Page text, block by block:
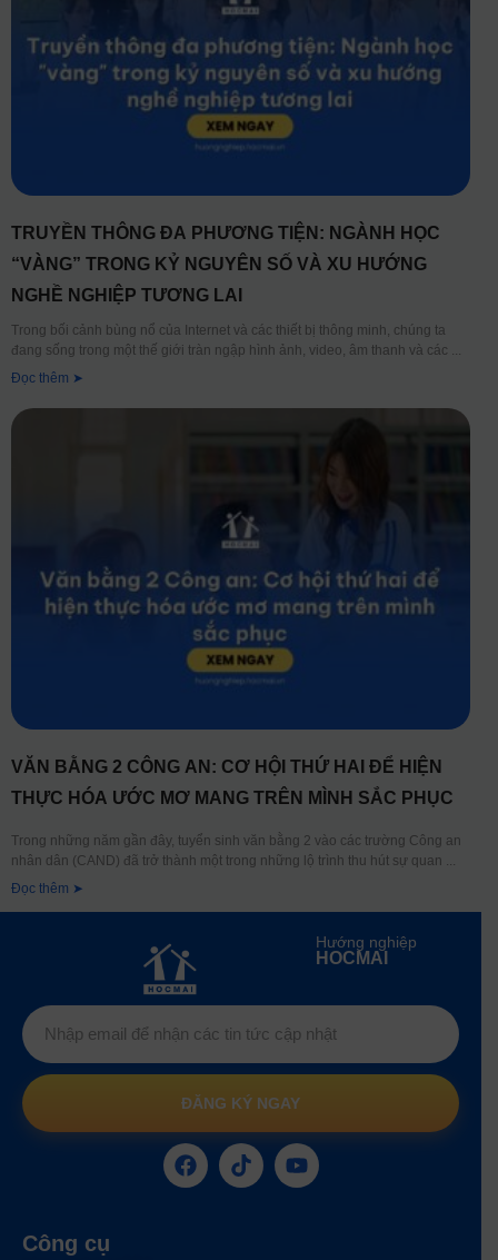
TRUYỀN THÔNG ĐA PHƯƠNG TIỆN: NGÀNH HỌC
“VÀNG” TRONG KỶ NGUYÊN SỐ VÀ XU HƯỚNG
NGHỀ NGHIỆP TƯƠNG LAI
Trong bối cảnh bùng nổ của Internet và các thiết bị thông minh, chúng ta
đang sống trong một thế giới tràn ngập hình ảnh, video, âm thanh và các
Đọc thêm ➤
VĂN BẰNG 2 CÔNG AN: CƠ HỘI THỨ HAI ĐỂ HIỆN
THỰC HÓA ƯỚC MƠ MANG TRÊN MÌNH SẮC PHỤC
Trong những năm gần đây, tuyển sinh văn bằng 2 vào các trường Công an
nhân dân (CAND) đã trở thành một trong những lộ trình thu hút sự quan
Đọc thêm ➤
Hướng nghiệp
HOCMAI
ĐĂNG KÝ NGAY
Công cụ